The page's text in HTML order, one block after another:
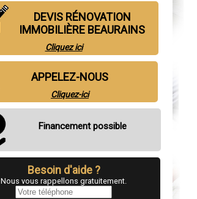
DEVIS RÉNOVATION
IMMOBILIÈRE BEAURAINS
Cliquez ici
APPELEZ-NOUS
Cliquez-ici
Financement possible
Besoin d'aide ?
Nous vous rappellons gratuitement.